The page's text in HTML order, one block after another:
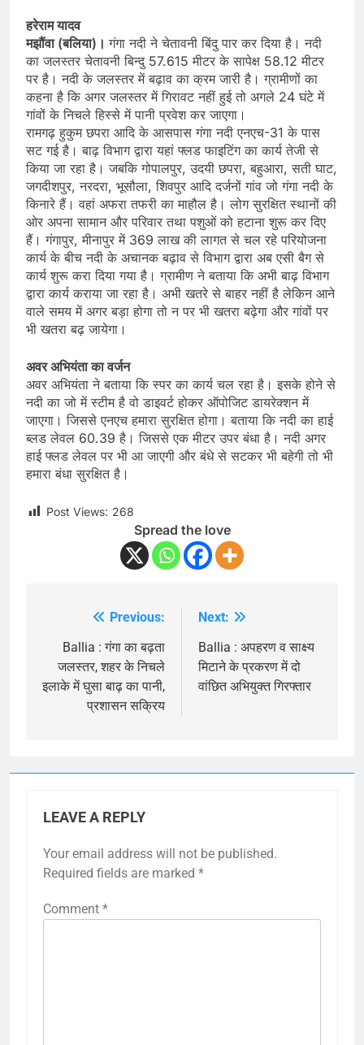
हरेराम यादव
मझौंवा (बलिया)।गंगा नदी ने चेतावनी बिंदु पार कर दिया है। नदी
का जलस्तर चेतावनी बिन्दु 57.615 मीटर के सापेक्ष 58.12 मीटर
पर है। नदी के जलस्तर में बढ़ाव का क्रम जारी है। ग्रामीणों का
कहना है कि अगर जलस्तर में गिरावट नहीं हुई तो अगले 24 घंटे में
गांवों के निचले हिस्से में पानी प्रवेश कर जाएगा।
रामगढ़ हुकुम छपरा आदि के आसपास गंगा नदी एनएच-31 के पास
सट गई है। बाढ़ विभाग द्वारा यहां फ्लड फाइटिंग का कार्य तेजी से
किया जा रहा है। जबकि गोपालपुर, उदयी छपरा, बहुआरा, सती घाट,
जगदीशपुर, नरदरा, भूसौला, शिवपुर आदि दर्जनों गांव जो गंगा नदी के
किनारे हैं। वहां अफरा तफरी का माहौल है। लोग सुरक्षित स्थानों की
ओर अपना सामान और परिवार तथा पशुओं को हटाना शुरू कर दिए
हैं। गंगापुर, मीनापुर में 369 लाख की लागत से चल रहे परियोजना
कार्य के बीच नदी के अचानक बढ़ाव से विभाग द्वारा अब एसी बैग से
कार्य शुरू करा दिया गया है। ग्रामीण ने बताया कि अभी बाढ़ विभाग
द्वारा कार्य कराया जा रहा है। अभी खतरे से बाहर नहीं है लेकिन आने
वाले समय में अगर बड़ा होगा तो न पर भी खतरा बढ़ेगा और गांवों पर
भी खतरा बढ़ जायेगा।
अवर अभियंता का वर्जन
अवर अभियंता ने बताया कि स्पर का कार्य चल रहा है। इसके होने से
नदी का जो में स्टीम है वो डाइवर्ट होकर ऑपोजिट डायरेक्शन में
जाएगा। जिससे एनएच हमारा सुरक्षित होगा। बताया कि नदी का हाई
ब्लड लेवल 60.39 है। जिससे एक मीटर उपर बंधा है। नदी अगर
हाई फ्लड लेवल पर भी आ जाएगी और बंधे से सटकर भी बहेगी तो भी
हमारा बंधा सुरक्षित है।
Post Views: 268
Spread the love
navigation
Previous:
Ballia : गंगा का बढ़ता
जलस्तर, शहर के निचले
इलाके में घुसा बाढ़ का पानी,
प्रशासन सक्रिय
Next:
Ballia : अपहरण व साक्ष्य
मिटाने के प्रकरण में दो
वांछित अभियुक्त गिरफ्तार
LEAVE A REPLY
Your email address will not be published.
Required fields are marked *
Comment *